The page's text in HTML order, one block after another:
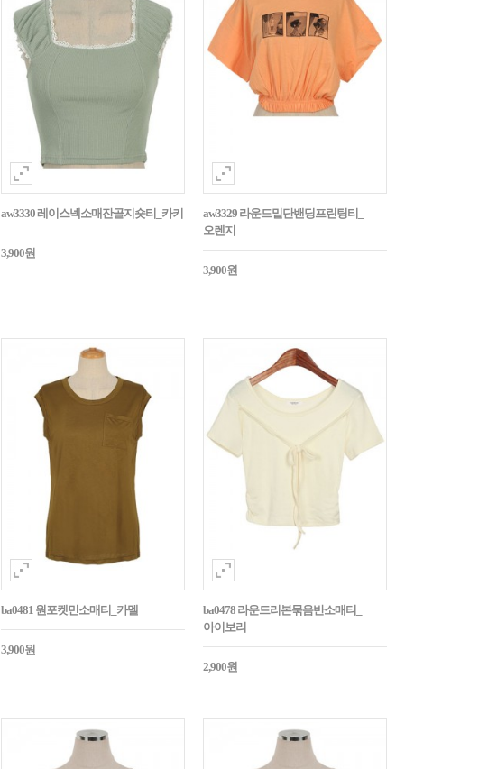
aw3330 레이스넥소매잔골지숏티_카키
3,900원
aw3329 라운드밑단밴딩프린팅티_
오렌지
3,900원
ba0481 원포켓민소매티_카멜
3,900원
ba0478 라운드리본묶음반소매티_
아이보리
2,900원